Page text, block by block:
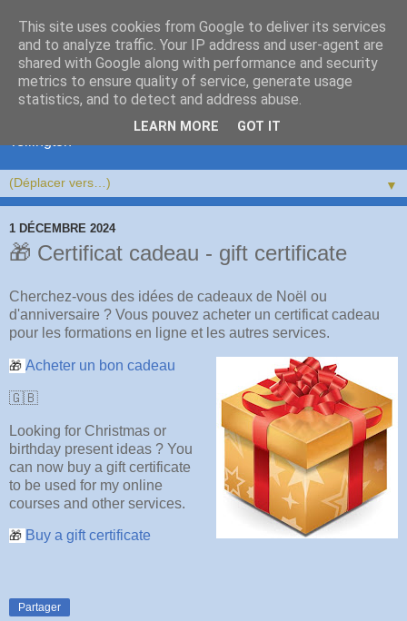
Bien-être et confiance pour votre cheval, âne ou mulet avec
bienveillance et sensitivité, stages bien-être équin, stages
▼
1 DÉCEMBRE 2024
🎁 Certificat cadeau - gift certificate
Cherchez-vous des idées de cadeaux de Noël ou
d'anniversaire ? Vous pouvez acheter un certificat cadeau
pour les formations en ligne et les autres services.
🎁 Acheter un bon cadeau
🇬🇧
Looking for Christmas or
birthday present ideas ? You
can now buy a gift certificate
to be used for my online
courses and other services.
🎁 Buy a gift certificate
Partager
This site uses cookies from Google to deliver its services
and to analyze traffic. Your IP address and user-agent are
shared with Google along with performance and security
metrics to ensure quality of service, generate usage
statistics, and to detect and address abuse.
LEARN MORE GOT IT